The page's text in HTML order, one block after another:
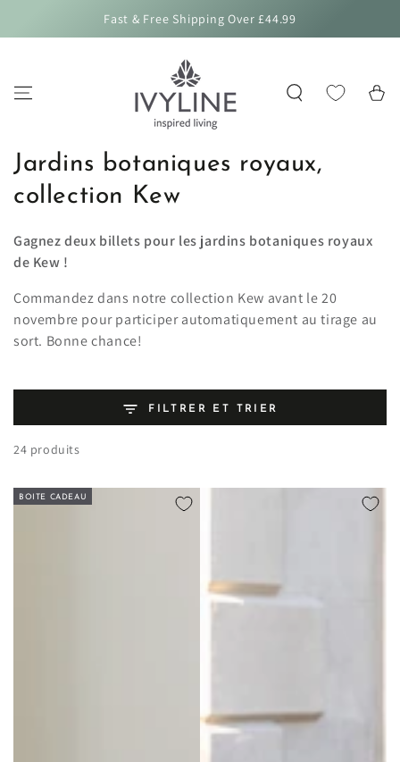
Fast & Free Shipping Over £44.99
Panier
Collection:
Jardins botaniques royaux,
collection Kew
Gagnez deux billets pour les jardins botaniques royaux
de Kew !
Commandez dans notre collection Kew avant le 20
novembre pour participer automatiquement au tirage au
sort. Bonne chance!
FILTRER ET TRIER
24 produits
BOITE CADEAU